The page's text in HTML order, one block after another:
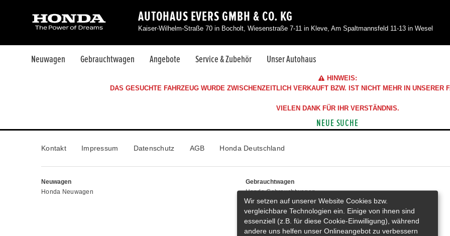
AUTOHAUS EVERS GMBH & CO. KG
Kaiser-Wilhelm-Straße 70 in Bocholt, Wiesenstraße 7-11 in Kleve, Am Spaltmannsfeld 11-13 in Wesel
Neuwagen Gebrauchtwagen Angebote Service & Zubehör Unser Autohaus
HINWEIS:
DAS GESUCHTE FAHRZEUG WURDE ZWISCHENZEITLICH VERKAUFT BZW. IST NICHT MEHR IN UNSERER
VIELEN DANK FÜR IHR VERSTÄNDNIS.
NEUE SUCHE
Kontakt Impressum Datenschutz AGB Honda Deutschland
Neuwagen
Honda Neuwagen
Gebrauchtwagen
Honda Gebrauchtwagen
Honda Vorführwagen
Gesamtbestand
Wir setzen auf unserer Website Cookies bzw.
vergleichbare Technologien ein. Einige von ihnen sind
essenziell (z.B. für diese Cookie-Einwilligung), während
andere uns helfen unser Onlineangebot zu verbessern